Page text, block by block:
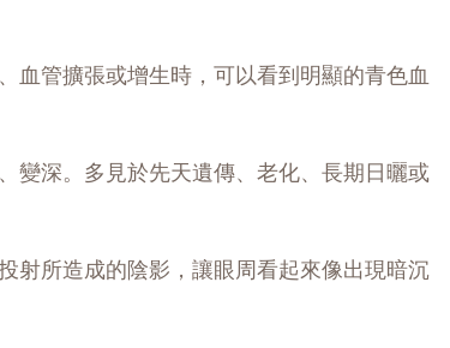
血管擴張或增生時，可以看到明顯的青色血
變深。多見於先天遺傳、老化、長期日曬或
射所造成的陰影，讓眼周看起來像出現暗沉